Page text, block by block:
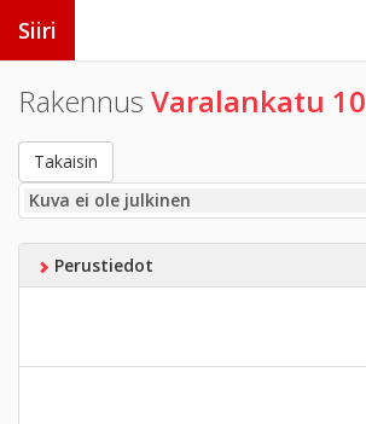
Siiri
Rakennus Varalankatu 10
Takaisin
Kuva ei ole julkinen
Perustiedot